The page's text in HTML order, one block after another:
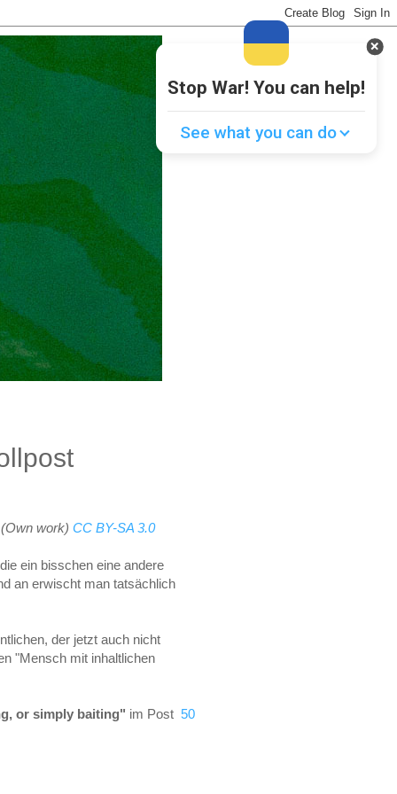
(Own work) CC BY-SA 3.0
ein bisschen eine andere
an erwischt man tatsächlich
der jetzt auch nicht
"Mensch mit inhaltlichen
or simply baiting" im Post 50
Stop War! You can help!
See what you can do